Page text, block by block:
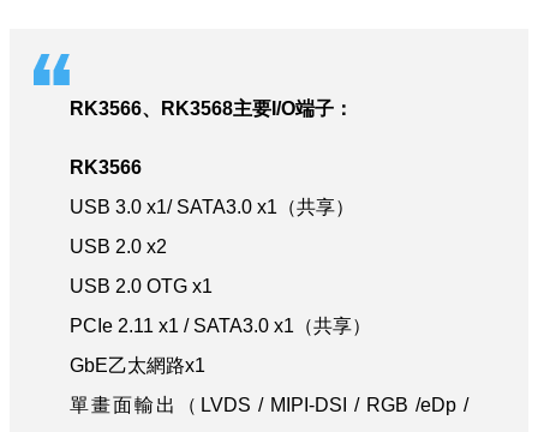
RK3566、RK3568主要I/O端子：
RK3566
USB 3.0 x1/ SATA3.0 x1（共享）
USB 2.0 x2
USB 2.0 OTG x1
PCIe 2.11 x1 / SATA3.0 x1（共享）
GbE乙太網路x1
單畫面輸出（LVDS / MIPI-DSI / RGB /eDp /